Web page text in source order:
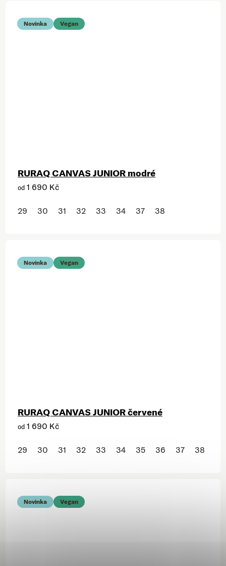
Novinka Vegan
RURAQ CANVAS JUNIOR modré
od 1 690 Kč
29 30 31 32 33 34 37 38
Novinka Vegan
RURAQ CANVAS JUNIOR červené
od 1 690 Kč
29 30 31 32 33 34 35 36 37 38
Novinka Vegan